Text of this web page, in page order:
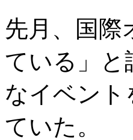
先月、国際
ている」と
なイベント
ていた。